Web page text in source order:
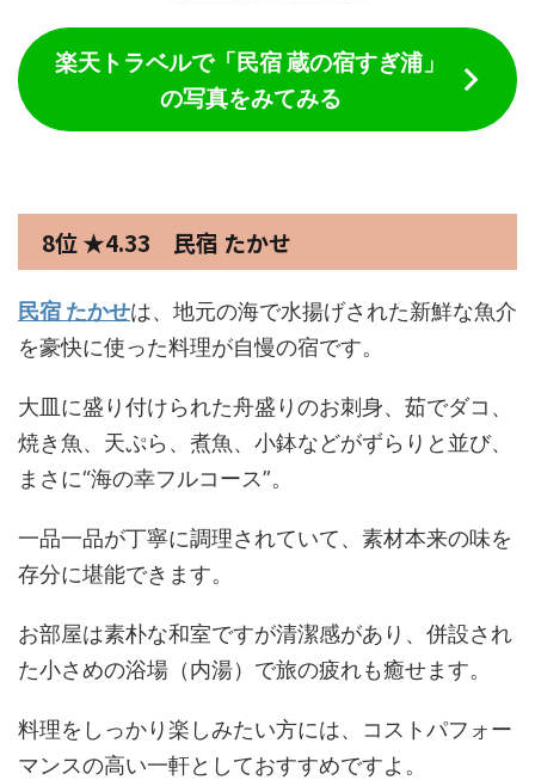
楽天トラベルで「民宿 蔵の宿すぎ浦」
の写真をみてみる
8位 ★4.33 民宿 たかせ
民宿 たかせは、地元の海で水揚げされた新鮮な魚介
を豪快に使った料理が自慢の宿です。
大皿に盛り付けられた舟盛りのお刺身、茹でダコ、
焼き魚、天ぷら、煮魚、小鉢などがずらりと並び、
まさに“海の幸フルコース”。
一品一品が丁寧に調理されていて、素材本来の味を
存分に堪能できます。
お部屋は素朴な和室ですが清潔感があり、併設され
た小さめの浴場（内湯）で旅の疲れも癒せます。
料理をしっかり楽しみたい方には、コストパフォー
マンスの高い一軒としておすすめですよ。